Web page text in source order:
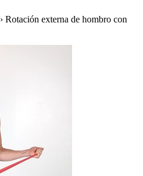
› Rotación externa de hombro con